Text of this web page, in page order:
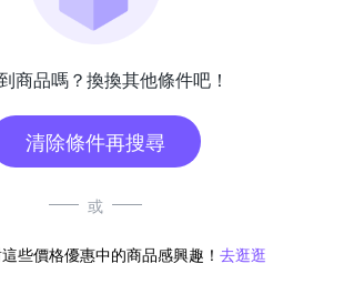
商品嗎？換換其他條件吧！
清除條件再搜尋
或
些價格優惠中的商品感興趣！ 去逛逛